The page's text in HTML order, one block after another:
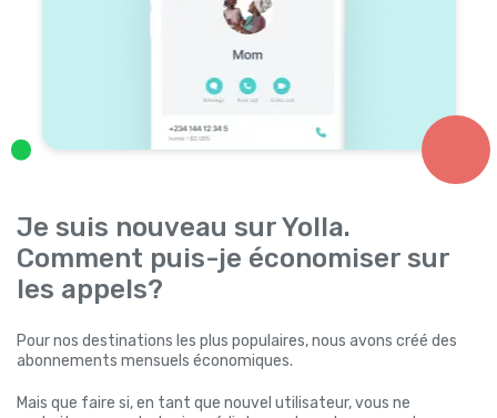
Je suis nouveau sur Yolla.
Comment puis-je économiser sur
les appels?
Pour nos destinations les plus populaires, nous avons créé des
abonnements mensuels économiques.
Mais que faire si, en tant que nouvel utilisateur, vous ne